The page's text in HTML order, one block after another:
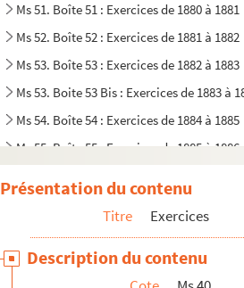
Ms 51. Boîte 51 : Exercices de 1880 à 1881
Ms 52. Boîte 52 : Exercices de 1881 à 1882
Ms 53. Boîte 53 : Exercices de 1882 à 1883
Ms 53. Boite 53 Bis : Exercices de 1883 à
Ms 54. Boîte 54 : Exercices de 1884 à 1885
Ms 55. Boîte 55 : Exercices de 1885 à 1886
Ms 58. Boîte 58 : Exercices de 1889 à 1890
Présentation du contenu
Titre Exercices
Description du contenu